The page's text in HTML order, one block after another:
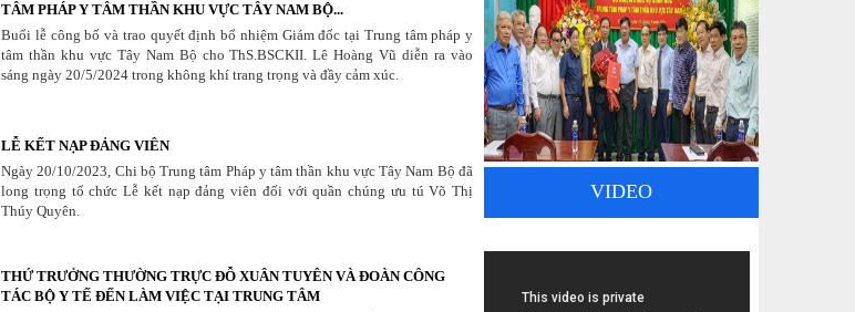
TÂM PHÁP Y TÂM THẦN KHU VỰC TÂY NAM BỘ...
Buổi lễ công bố và trao quyết định bổ nhiệm Giám đốc tại Trung tâm pháp y
tâm thần khu vực Tây Nam Bộ cho ThS.BSCKII. Lê Hoàng Vũ diễn ra vào
sáng ngày 20/5/2024 trong không khí trang trọng và đầy cảm xúc.
LỄ KẾT NẠP ĐẢNG VIÊN
Ngày 20/10/2023, Chi bộ Trung tâm Pháp y tâm thần khu vực Tây Nam Bộ đã
long trọng tổ chức Lễ kết nạp đảng viên đối với quần chúng ưu tú Võ Thị
Thúy Quyên.
THỨ TRƯỞNG THƯỜNG TRỰC ĐỖ XUÂN TUYÊN VÀ ĐOÀN CÔNG
TÁC BỘ Y TẾ ĐẾN LÀM VIỆC TẠI TRUNG TÂM
VIDEO